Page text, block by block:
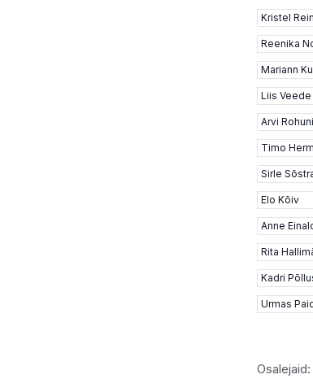
Kristel
Reenika
Mariann
Liis Veede
Arvi
Timo
Sirle
Elo Kõiv
Anne
Rita
Kadri
Urmas